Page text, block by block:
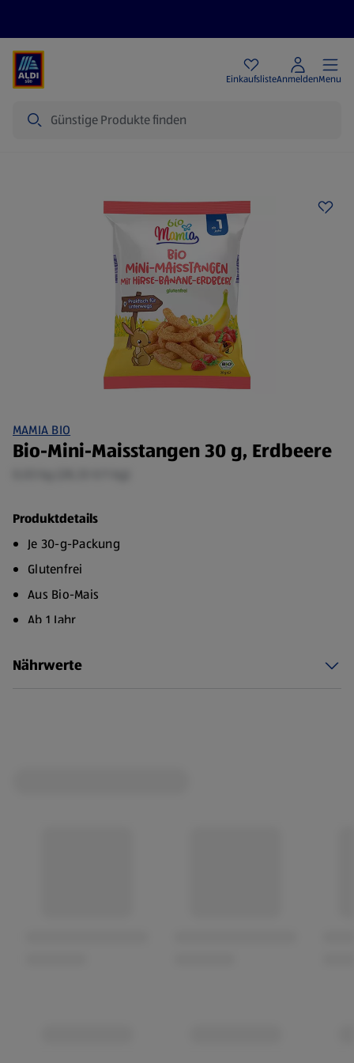
EinkaufslisteAnmeldenMenu
MAMIA BIO
Bio-Mini-Maisstangen 30 g, Erdbeere
Produktdetails
Je 30-g-Packung
Glutenfrei
Aus Bio-Mais
Ab 1 Jahr
sind so ein leckerer Knabberspaß für zwischendurch und
Nährwerte